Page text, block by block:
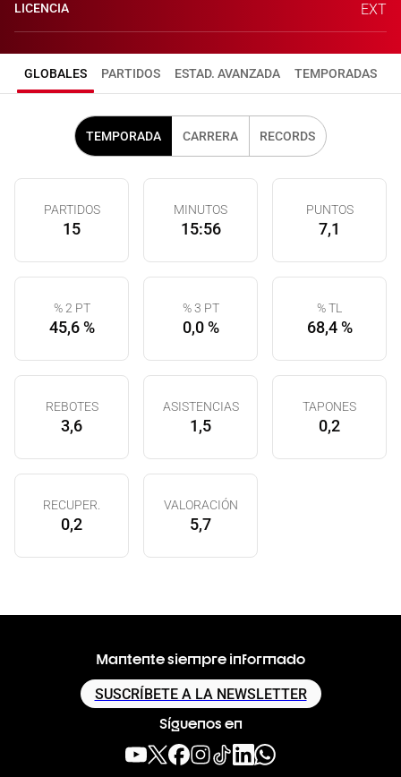
LICENCIA EXT
GLOBALES PARTIDOS ESTAD. AVANZADA TEMPORADAS
TEMPORADA CARRERA RECORDS
PARTIDOS
15
MINUTOS
15:56
PUNTOS
7,1
% 2 PT
45,6 %
% 3 PT
0,0 %
% TL
68,4 %
REBOTES
3,6
ASISTENCIAS
1,5
TAPONES
0,2
RECUPER.
0,2
VALORACIÓN
5,7
Mantente siempre informado
SUSCRÍBETE A LA NEWSLETTER
Síguenos en